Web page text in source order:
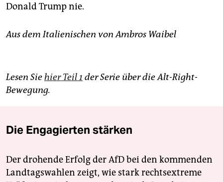
Donald Trump nie.
Aus dem Italienischen von Ambros Waibel
Lesen Siehier Teil 1 der Serie über die Alt-Right-
Bewegung.
Die Engagierten stärken
Der drohende Erfolg der AfD bei den kommenden
Landtagswahlen zeigt, wie stark rechtsextreme